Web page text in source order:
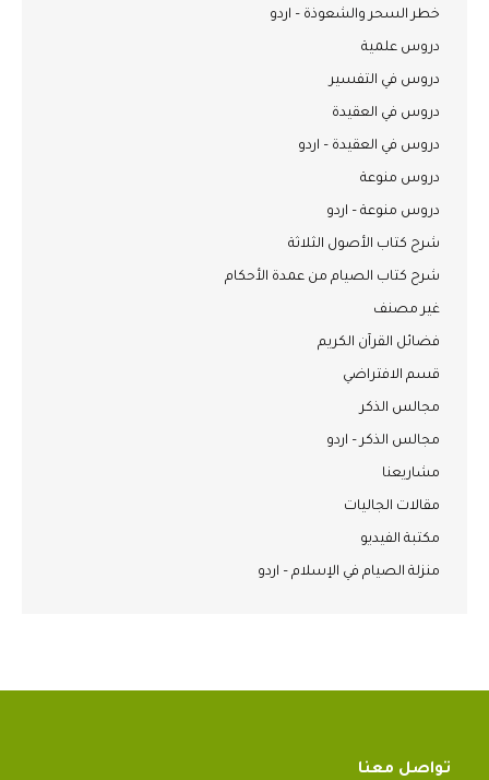
خطر السحر والشعوذة – اردو
دروس علمية
دروس في التفسير
دروس في العقيدة
دروس في العقيدة – اردو
دروس منوعة
دروس منوعة – اردو
شرح كتاب الأصول الثلاثة
شرح كتاب الصيام من عمدة الأحكام
غير مصنف
فضائل القرآن الكريم
قسم الافتراضي
مجالس الذكر
مجالس الذكر – اردو
مشاريعنا
مقالات الجاليات
مكتبة الفيديو
منزلة الصيام في الإسلام – اردو
تواصل معنا